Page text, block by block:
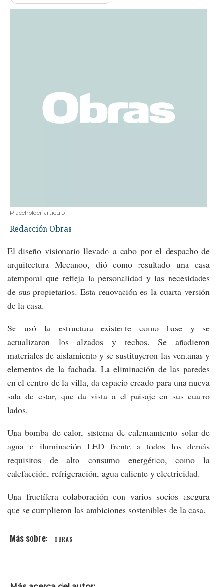
Placeholder articulo
Redacción Obras
El diseño visionario llevado a cabo por el despacho de
arquitectura Mecanoo, dió como resultado una casa
atemporal que refleja la personalidad y las necesidades
de sus propietarios. Esta renovación es la cuarta versión
de la casa.
Se usó la estructura existente como base y se
actualizaron los alzados y techos. Se añadieron
materiales de aislamiento y se sustituyeron las ventanas y
elementos de la fachada. La eliminación de las paredes
en el centro de la villa, da espacio creado para una nueva
sala de estar, que da vista a el paisaje en sus cuatro
lados.
Una bomba de calor, sistema de calentamiento solar de
agua e iluminación LED frente a todos los demás
requisitos de alto consumo energético, como la
calefacción, refrigeración, agua caliente y electricidad.
Una fructífera colaboración con varios socios asegura
que se cumplieron las ambiciones sostenibles de la casa.
OBRAS